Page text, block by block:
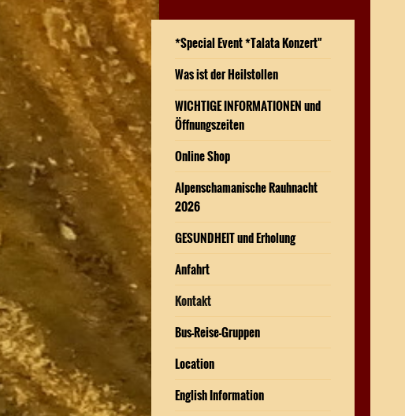
*Special Event *Talata Konzert"
Was ist der Heilstollen
WICHTIGE INFORMATIONEN und
Öffnungszeiten
Online Shop
Alpenschamanische Rauhnacht
2026
GESUNDHEIT und Erholung
Anfahrt
Kontakt
Bus-Reise-Gruppen
Location
English Information